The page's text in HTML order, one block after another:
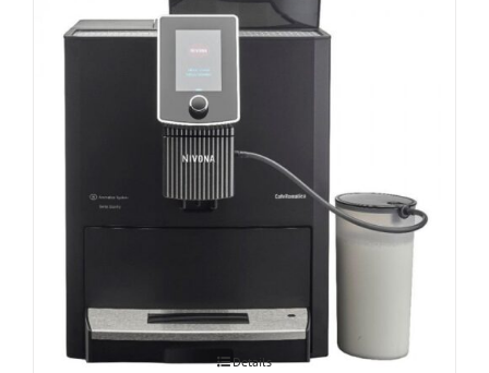
Espressomasin CafeRomatica Nivona
Details